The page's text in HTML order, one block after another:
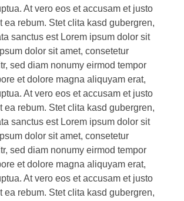
At vero eos et accusam et justo
ea rebum. Stet clita kasd gubergren,
sanctus est Lorem ipsum dolor sit
dolor sit amet, consetetur
sed diam nonumy eirmod tempor
et dolore magna aliquyam erat,
At vero eos et accusam et justo
ea rebum. Stet clita kasd gubergren,
sanctus est Lorem ipsum dolor sit
dolor sit amet, consetetur
sed diam nonumy eirmod tempor
et dolore magna aliquyam erat,
At vero eos et accusam et justo
ea rebum. Stet clita kasd gubergren,